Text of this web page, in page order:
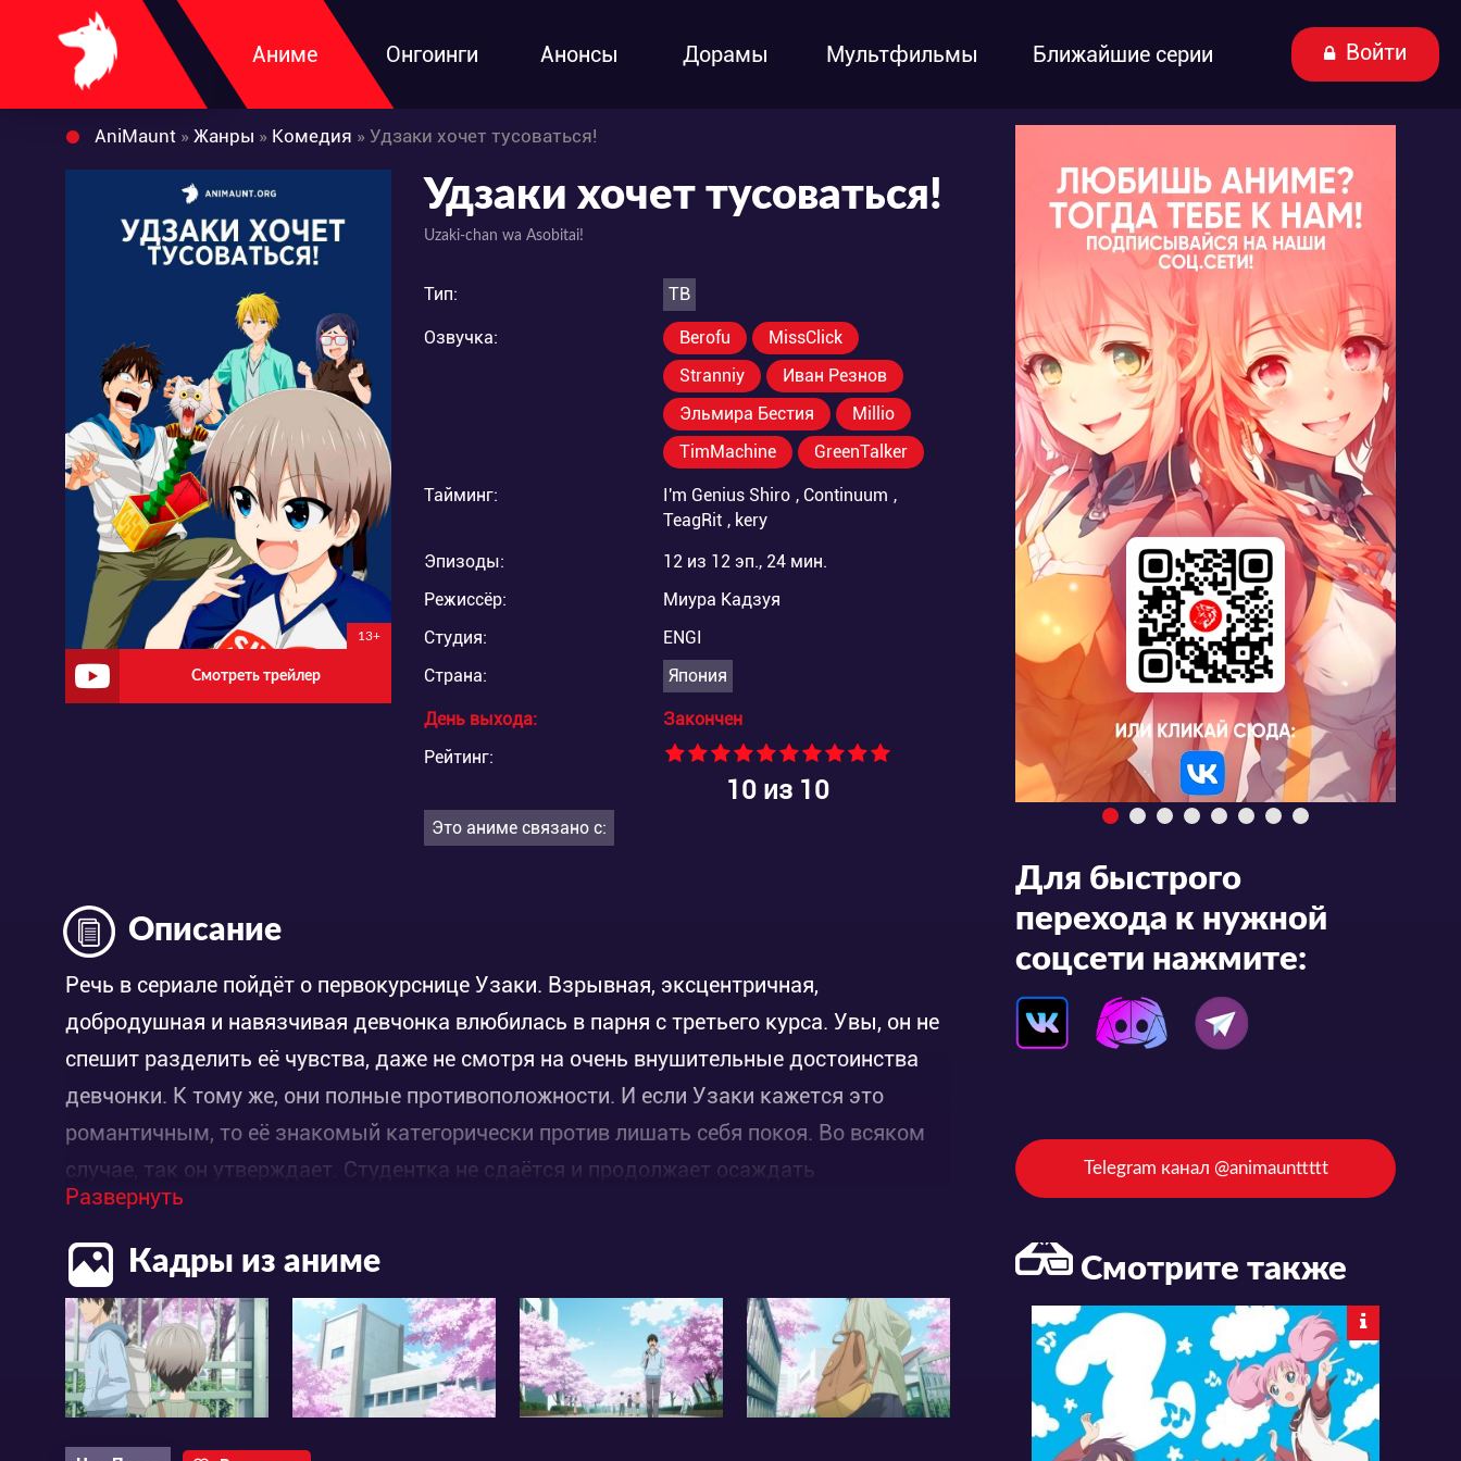
Аниме Онгоинги Анонсы Дорамы Мультфильмы Ближайшие серии Войти
AniMaunt » Жанры » Комедия » Удзаки хочет тусоваться!
13+
Смотреть трейлер
Удзаки хочет тусоваться!
Uzaki-chan wa Asobitai!
Тип: ТВ
Озвучка: Berofu
MissClick
Stranniy
Иван Резнов
Эльмира Бестия
Millio
TimMachine
GreenTalker
Тайминг: I'm Genius Shiro , Continuum ,
TeagRit , kery
Эпизоды:
12 из 12 эп., 24 мин.
Режиссёр:
Миура Кадзуя
Студия:
ENGI
Страна:
Япония
День выхода:
Закончен
Рейтинг:
10из 10
Это аниме связано с:
Описание
Речь в сериале пойдёт о первокурснице Узаки. Взрывная, эксцентричная,
добродушная и навязчивая девчонка влюбилась в парня с третьего курса. Увы, он не
спешит разделить её чувства, даже не смотря на очень внушительные достоинства
девчонки. К тому же, они полные противоположности. И если Узаки кажется это
романтичным, то её знакомый категорически против лишать себя покоя. Во всяком
случае, так он утверждает. Студентка не сдаётся и продолжает осаждать
неприступную крепость. Кажется, главная героиня настолько твердолоба, что её не
смущают даже откровенные оскорбления (ну кому будет приятно, когда тебя
постоянно называют «тупица»?). Хотя, она тоже остра на язычок. И не упускает
случая это продемонстрировать, чем ещё больше раздражает предмет своего
интереса. Раздражает, или раззадоривает? Такой ли уж он одиночка и мизантроп, как
хочет казаться со стороны? Может быть, он просто боится раскрыть свой внутренний
Развернуть
Кадры из аниме
Для быстрого
перехода к нужной
соцсети нажмите:
Telegram канал @animaunttttt
Смотрите также